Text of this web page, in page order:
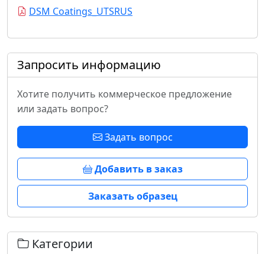
DSM Coatings_UTSRUS
Запросить информацию
Хотите получить коммерческое предложение
или задать вопрос?
Задать вопрос
Добавить в заказ
Заказать образец
Категории